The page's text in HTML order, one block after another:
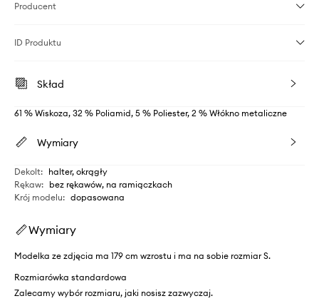
Producent
ID Produktu
Skład
61 % Wiskoza, 32 % Poliamid, 5 % Poliester, 2 % Włókno metaliczne
Wymiary
Dekolt: halter, okrągły
Rękaw: bez rękawów, na ramiączkach
Krój modelu: dopasowana
Wymiary
Modelka ze zdjęcia ma 179 cm wzrostu i ma na sobie rozmiar S.
Rozmiarówka standardowa
Zalecamy wybór rozmiaru, jaki nosisz zazwyczaj.